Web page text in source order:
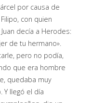
por causa de
con quien
decía a Herodes:
de tu hermano».
pero no podía,
que era hombre
quedaba muy
Y llegó el día